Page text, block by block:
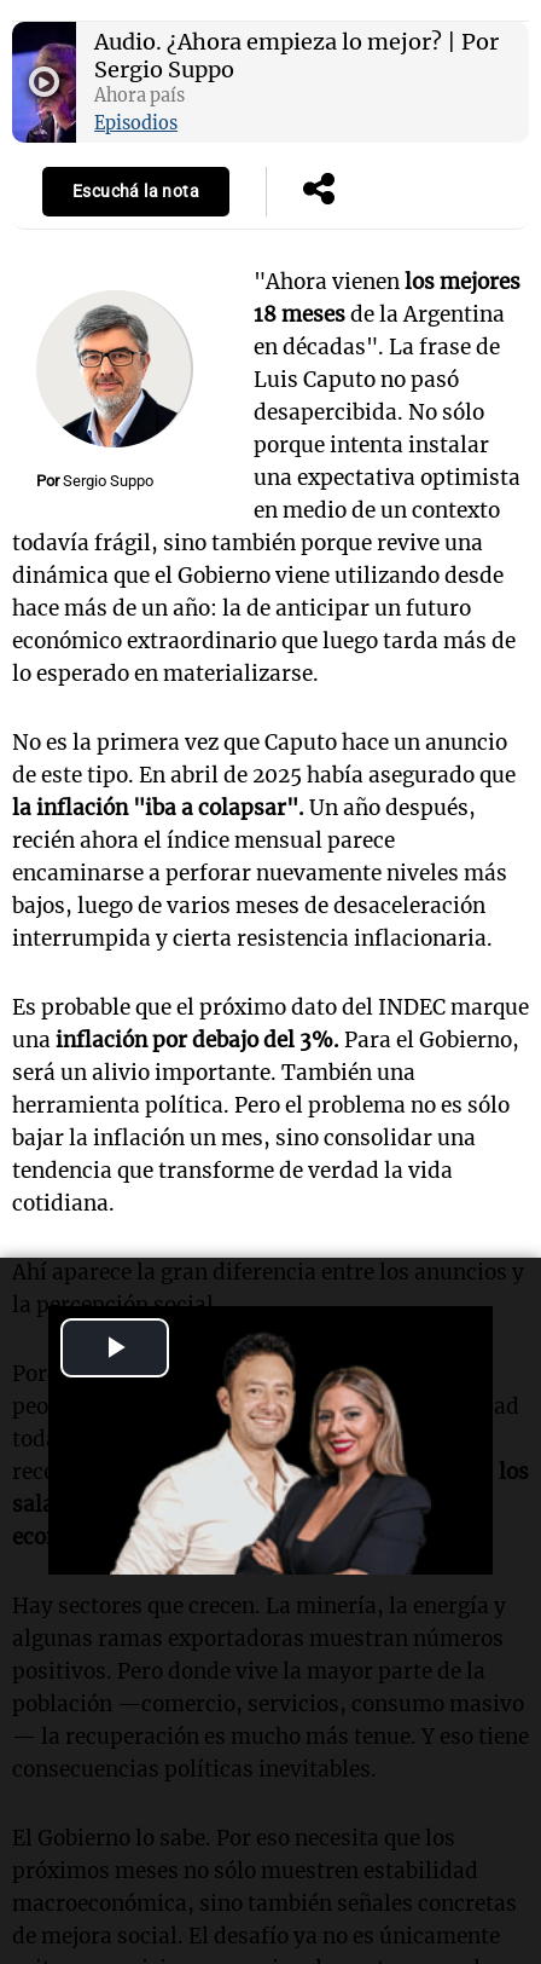
Video
Audio. ¿Ahora empieza lo mejor? | Por
Sergio Suppo
Ahora país
Episodios
Escuchá la nota
Por Sergio Suppo
"Ahora vienenlos mejores
18 mesesde la Argentina
en décadas". La frase de
Luis Caputo no pasó
desapercibida. No sólo
porque intenta instalar
una expectativa optimista
en medio de un contexto
todavía frágil, sino también porque revive una
dinámica que el Gobierno viene utilizando desde
hace más de un año: la de anticipar un futuro
económico extraordinario que luego tarda más de
lo esperado en materializarse.
No es la primera vez que Caputo hace un anuncio
de este tipo. En abril de 2025 había asegurado que
la inflación "iba a colapsar". Un año después,
recién ahora el índice mensual parece
encaminarse a perforar nuevamente niveles más
bajos, luego de varios meses de desaceleración
interrumpida y cierta resistencia inflacionaria.
Es probable que el próximo dato del INDEC marque
unainflación por debajo del 3%. Para el Gobierno,
será un alivio importante. También una
herramienta política. Pero el problema no es sólo
bajar la inflación un mes, sino consolidar una
tendencia que transforme de verdad la vida
cotidiana.
Ahí aparece la gran diferencia entre los anuncios y
la percepción social.
Porque mientras el oficialismo insiste en que lo
peor ya pasó, una parte importante de la sociedad
todavía siente que el esfuerzo no encuentra
recompensa suficiente.El consumo sigue débil, los
salarios continúan golpeados y la recuperación
económica avanza de manera muy desigual.
Hay sectores que crecen. La minería, la energía y
algunas ramas exportadoras muestran números
positivos. Pero donde vive la mayor parte de la
población —comercio, servicios, consumo masivo
— la recuperación es mucho más tenue. Y eso tiene
consecuencias políticas inevitables.
El Gobierno lo sabe. Por eso necesita que los
próximos meses no sólo muestren estabilidad
macroeconómica, sino también señales concretas
de mejora social. El desafío ya no es únicamente